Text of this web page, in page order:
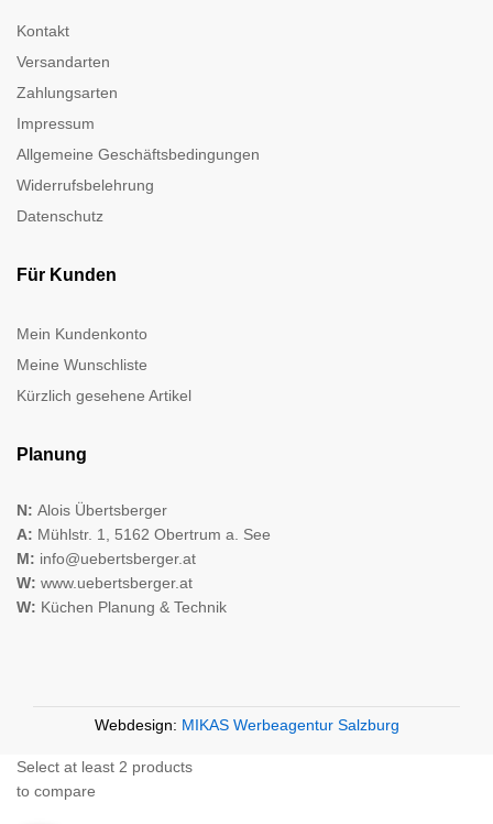
Kontakt
Versandarten
Zahlungsarten
Impressum
Allgemeine Geschäftsbedingungen
Widerrufsbelehrung
Datenschutz
Für Kunden
Mein Kundenkonto
Meine Wunschliste
Kürzlich gesehene Artikel
Planung
N: Alois Übertsberger
A: Mühlstr. 1, 5162 Obertrum a. See
M: info@uebertsberger.at
W: www.uebertsberger.at
W: Küchen Planung & Technik
Webdesign: MIKAS Werbeagentur Salzburg
Select at least 2 products
to compare